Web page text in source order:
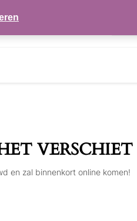
ACCOUNT
VERSCHIET
en zal binnenkort online komen!